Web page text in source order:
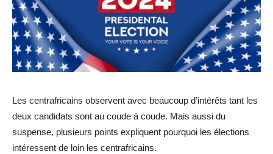
Les centrafricains observent avec beaucoup d’intérêts tant les
deux candidats sont au coude à coude. Mais aussi du
suspense, plusieurs points expliquent pourquoi les élections
intéressent de loin les centrafricains.